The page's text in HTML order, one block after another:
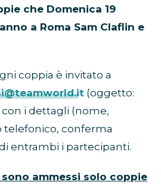
che Domenica 19
a Roma Sam Claflin e
coppia è invitato a
(oggetto:
con i dettagli (nome,
conferma
entrambi i partecipanti.
ammessi solo coppie